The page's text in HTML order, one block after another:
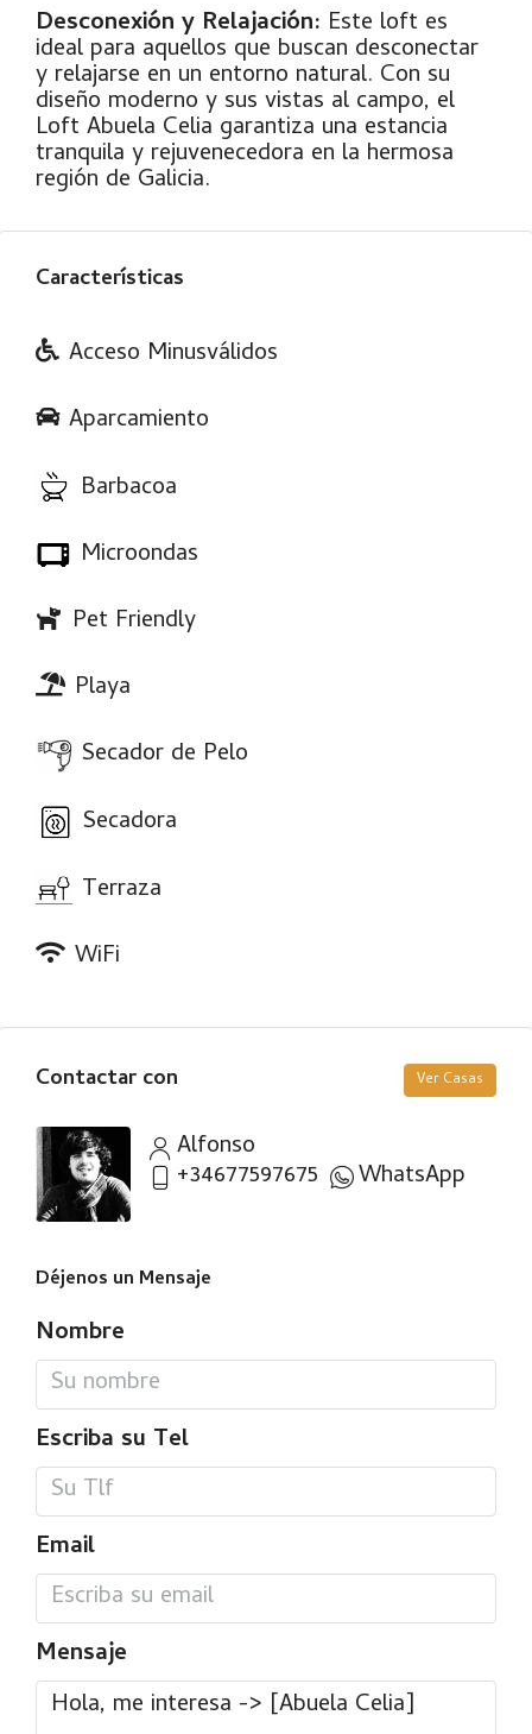
Desconexión y Relajación: Este loft es
ideal para aquellos que buscan desconectar
y relajarse en un entorno natural. Con su
diseño moderno y sus vistas al campo, el
Loft Abuela Celia garantiza una estancia
tranquila y rejuvenecedora en la hermosa
región de Galicia.
Características
Acceso Minusválidos
Aparcamiento
Barbacoa
Microondas
Pet Friendly
Playa
Secador de Pelo
Secadora
Terraza
WiFi
Contactar con Ver Casas
Alfonso
+34677597675 WhatsApp
Déjenos un Mensaje
Nombre
Escriba su Tel
Email
Mensaje